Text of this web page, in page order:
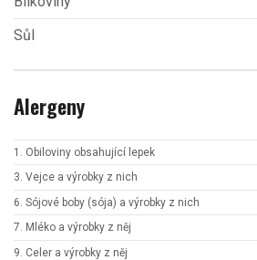
Sůl
Alergeny
1. Obiloviny obsahující lepek
3. Vejce a výrobky z nich
6. Sójové boby (sója) a výrobky z nich
7. Mléko a výrobky z něj
9. Celer a výrobky z něj